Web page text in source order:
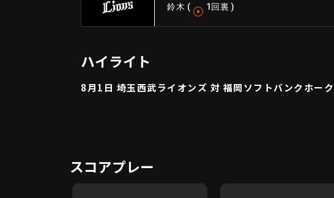
鈴木 ( 1回裏 )
ハイライト
8月1日 埼玉西武ライオンズ 対 福岡ソフトバンクホー
スコアプレー